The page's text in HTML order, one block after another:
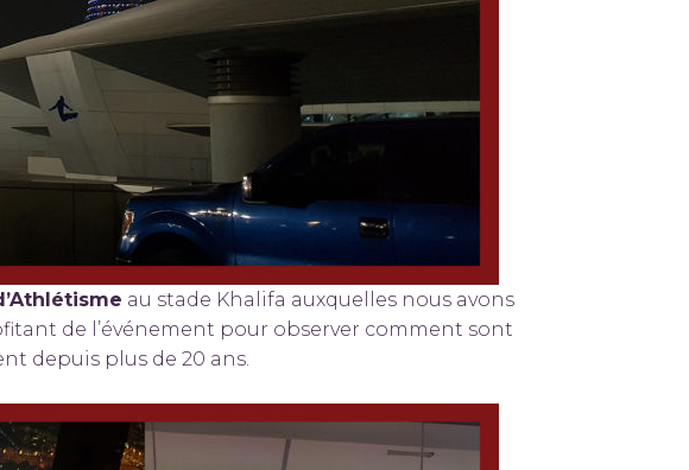
au stade Khalifa auxquelles nous avons
de l’événement pour observer comment sont
depuis plus de 20 ans.